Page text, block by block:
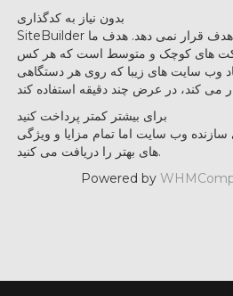
بدون نیاز به کدگذاری
SiteBuilder برنامه نویسان حرفه ای را هدف قرار نمی دهد. هدف ما
های کوچک و متوسط است که هر کس
وب سایت های زیبا که روی هر دستگاهی
برای بیشتر کمتر پرداخت کنید
وب سایت اما تمام مزایا و ویژگی
های بهتر را دریافت می کنید.
Powered by